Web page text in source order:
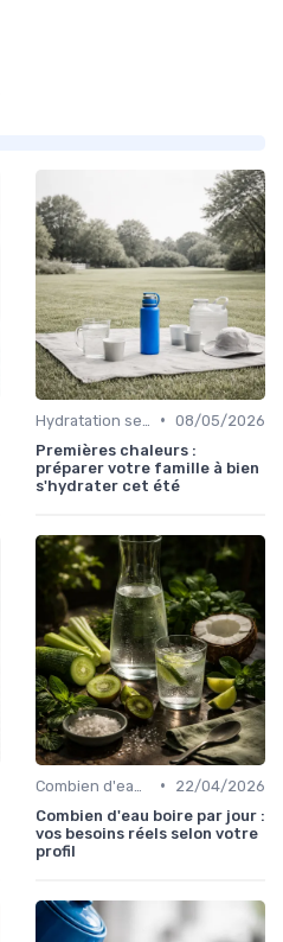
• 08/05/2026
Premières chaleurs :
préparer votre famille à bien
s'hydrater cet été
•
22/04/2026
Combien d'eau boire par jour :
vos besoins réels selon votre
profil